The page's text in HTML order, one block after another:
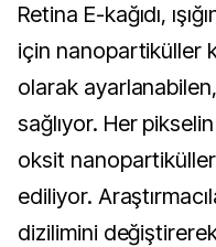
Retina E-kağıdı,
için nanopartiküller
olarak
sağlıyor. Her
oksit
ediliyor.
dizilimini değiştirerek